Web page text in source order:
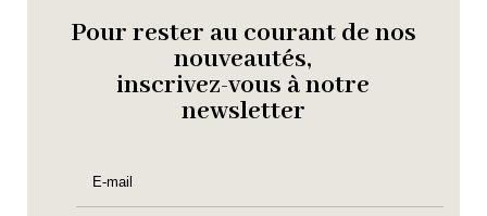
Pour rester au courant de nos
nouveautés,
inscrivez-vous à notre
newsletter